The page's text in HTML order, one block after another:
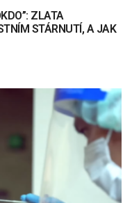
ZLATA
STÁRNUTÍ, A JAK